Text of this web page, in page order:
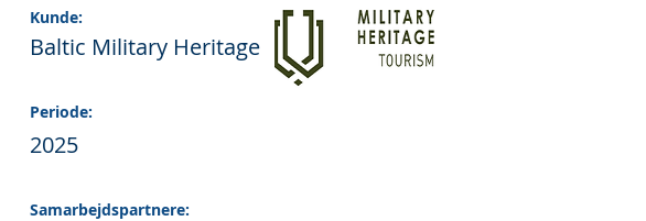
Kunde:
Baltic Military Heritage
Periode:
2025
Samarbejdspartnere: